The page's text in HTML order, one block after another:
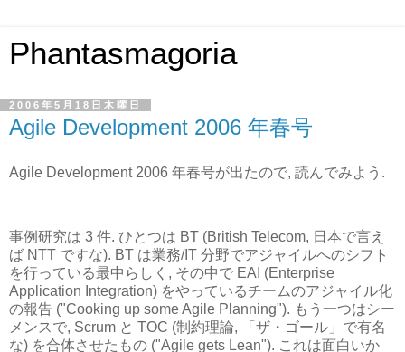
Phantasmagoria
2006年5月18日木曜日
Agile Development 2006 年春号
Agile Development 2006 年春号が出たので, 読んでみよう.
事例研究は 3 件. ひとつは BT (British Telecom, 日本で言え
ば NTT ですな). BT は業務/IT 分野でアジャイルへのシフト
を行っている最中らしく, その中で EAI (Enterprise
Application Integration) をやっているチームのアジャイル化
の報告 ("Cooking up some Agile Planning"). もう一つはシー
メンスで, Scrum と TOC (制約理論, 「ザ・ゴール」で有名
な) を合体させたもの ("Agile gets Lean"). これは面白いか